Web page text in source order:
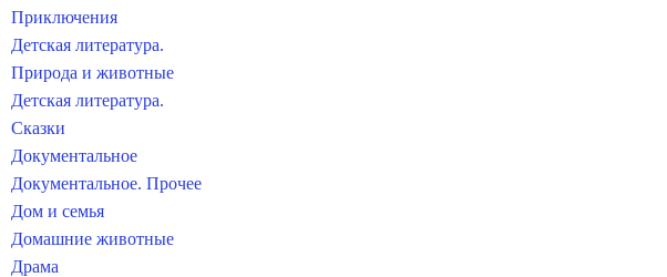
Приключения
Детская литература.
Природа и животные
Детская литература.
Сказки
Документальное
Документальное. Прочее
Дом и семья
Домашние животные
Драма